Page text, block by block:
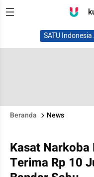
SATU
Beranda News
Kasat
Terima Rp 10